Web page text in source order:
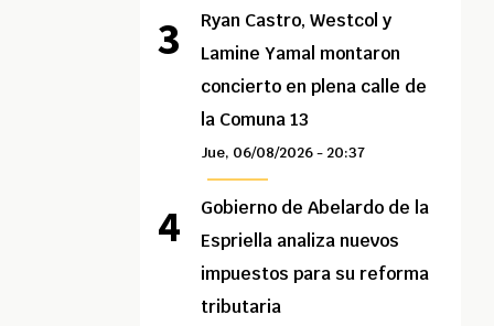
Ryan Castro, Westcol y
Lamine Yamal montaron
concierto en plena calle de
la Comuna 13
Jue, 06/08/2026 - 20:37
Gobierno de Abelardo de la
Espriella analiza nuevos
impuestos para su reforma
tributaria